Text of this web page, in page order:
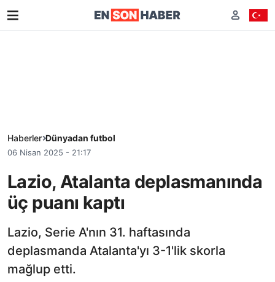
Haberler Dünyadan futbol
06 Nisan 2025 - 21:17
Lazio, Atalanta deplasmanında
üç puanı kaptı
Lazio, Serie A'nın 31. haftasında
deplasmanda Atalanta'yı 3-1'lik skorla
mağlup etti.